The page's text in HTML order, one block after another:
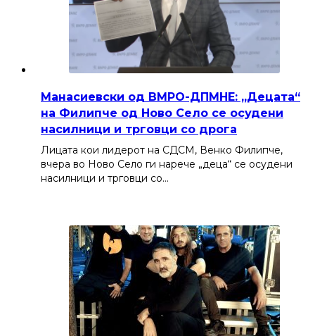
Манасиевски од ВМРО-ДПМНЕ: „Децата“
на Филипче од Ново Село се осудени
насилници и трговци со дрога
Лицата кои лидерот на СДСМ, Венко Филипче,
вчера во Ново Село ги нарече „деца“ се осудени
насилници и трговци со…